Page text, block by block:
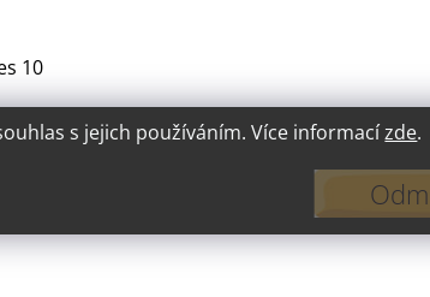
s jejich používáním. Více informacízde.
10